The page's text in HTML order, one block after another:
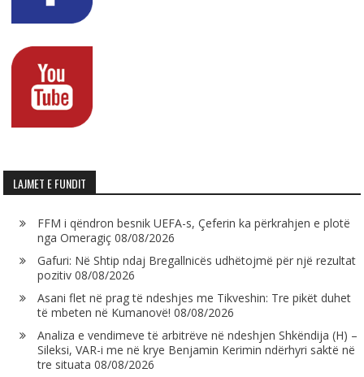
LAJMET E FUNDIT
FFM i qëndron besnik UEFA-s, Çeferin ka përkrahjen e plotë
nga Omeragiç 08/08/2026
Gafuri: Në Shtip ndaj Bregallnicës udhëtojmë për një rezultat
pozitiv 08/08/2026
Asani flet në prag të ndeshjes me Tikveshin: Tre pikët duhet
të mbeten në Kumanovë! 08/08/2026
Analiza e vendimeve të arbitrëve në ndeshjen Shkëndija (H) –
Sileksi, VAR-i me në krye Benjamin Kerimin ndërhyri saktë në
tre situata 08/08/2026